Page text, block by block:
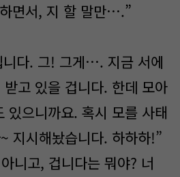
면서, 지 할 말만….”
니다. 그! 그게…. 지금 서에
고 있을 겁니다. 한데 모아
있으니까요. 혹시 모를 사태
지시해놨습니다. 하하하!”
니고, 겁니다는 뭐야? 너